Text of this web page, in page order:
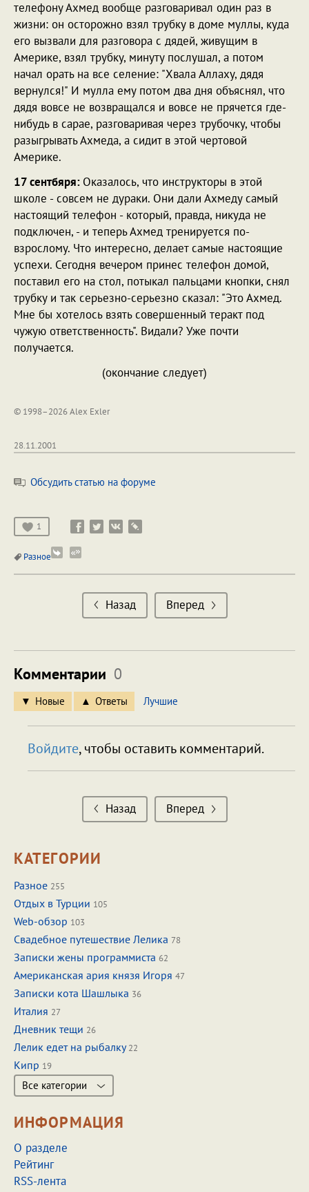
телефону Ахмед вообще разговаривал один раз в
жизни: он осторожно взял трубку в доме муллы, куда
его вызвали для разговора с дядей, живущим в
Америке, взял трубку, минуту послушал, а потом
начал орать на все селение: "Хвала Аллаху, дядя
вернулся!" И мулла ему потом два дня объяснял, что
дядя вовсе не возвращался и вовсе не прячется где-
нибудь в сарае, разговаривая через трубочку, чтобы
разыгрывать Ахмеда, а сидит в этой чертовой
Америке.
17 сентбяря: Оказалось, что инструкторы в этой
школе - совсем не дураки. Они дали Ахмеду самый
настоящий телефон - который, правда, никуда не
подключен, - и теперь Ахмед тренируется по-
взрослому. Что интересно, делает самые настоящие
успехи. Сегодня вечером принес телефон домой,
поставил его на стол, потыкал пальцами кнопки, снял
трубку и так серьезно-серьезно сказал: "Это Ахмед.
Мне бы хотелось взять совершенный теракт под
чужую ответственность". Видали? Уже почти
получается.
(окончание следует)
© 1998–2026 Alex Exler
28.11.2001
Обсудить статью на форуме
1
Разное
Назад Вперед
Комментарии 0
Новые Ответы Лучшие
Войдите, чтобы оставить комментарий.
Назад Вперед
КАТЕГОРИИ
Разное 255
Отдых в Турции 105
Web-обзор 103
Свадебное путешествие Лелика 78
Записки жены программиста 62
Американская ария князя Игоря 47
Записки кота Шашлыка 36
Италия 27
Дневник тещи 26
Лелик едет на рыбалку22
Кипр 19
Все категории
ИНФОРМАЦИЯ
О разделе
Рейтинг
RSS-лента